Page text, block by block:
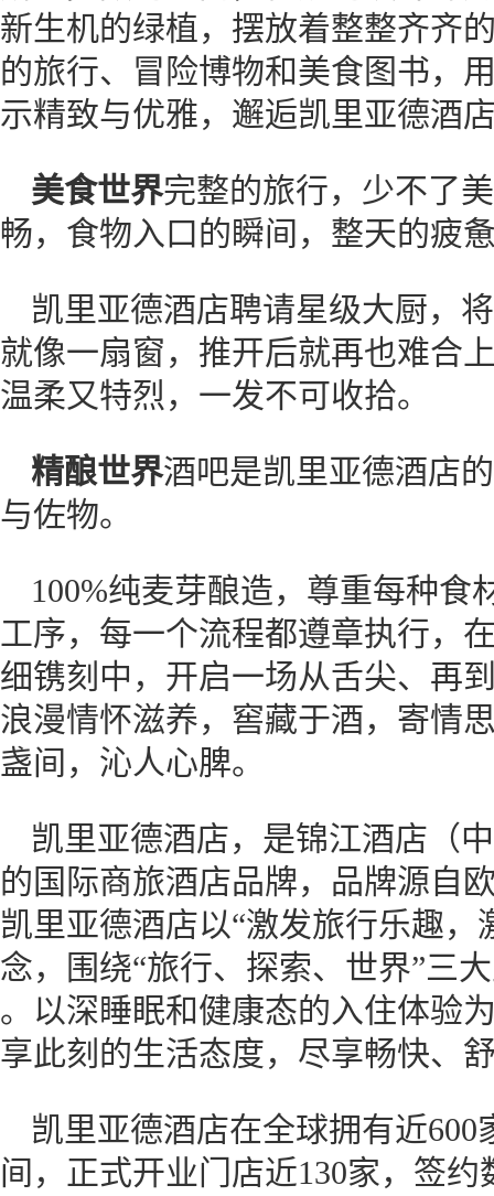
新生机的绿植，摆放着整整齐齐
的旅行、冒险博物和美食图书，
示精致与优雅，邂逅凯里亚德酒
美食世界完整的旅行，少不了
畅，食物入口的瞬间，整天的疲
凯里亚德酒店聘请星级大厨，
就像一扇窗，推开后就再也难合
温柔又特烈，一发不可收拾。
精酿世界酒吧是凯里亚德酒店
与佐物。
100%纯麦芽酿造，尊重每种
工序，每一个流程都遵章执行，
细镌刻中，开启一场从舌尖、再
浪漫情怀滋养，窖藏于酒，寄情
盏间，沁人心脾。
凯里亚德酒店，是锦江酒店（
的国际商旅酒店品牌，品牌源自
凯里亚德酒店以“激发旅行乐趣
念，围绕“旅行、探索、世界”三
。以深睡眠和健康态的入住体验
享此刻的生活态度，尽享畅快、
凯里亚德酒店在全球拥有近
间，正式开业门店近130家，签